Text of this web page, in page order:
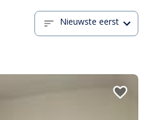
Nieuwste eerst